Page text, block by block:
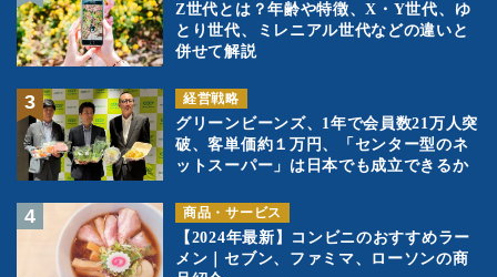
Z世代とは？年齢や特徴、X・Y世代、ゆ
とり世代、ミレニアル世代などの違いと
併せて解説
経営戦略
グリーンビーンズ、1年で会員数21万人突
破、客単価約１万円、「センター型のネ
ットスーパー」は日本でも成立できるか
商品・サービス
【2024年最新】コンビニのおすすめラー
メン｜セブン、ファミマ、ローソンの商